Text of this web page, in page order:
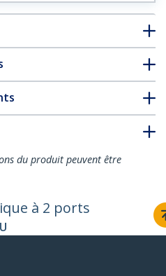
du produit peuvent être
à 2 ports